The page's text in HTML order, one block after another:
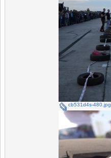
cb531d4s-480.jpg